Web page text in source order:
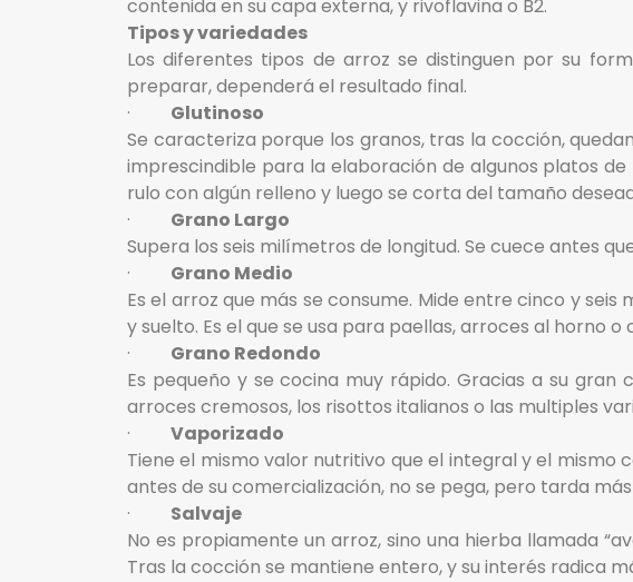
contenida en su capa externa, y rivoflavina o B2.
Tipos y variedades
Los diferentes tipos de arroz se distinguen por su
preparar, dependerá el resultado final.
· Glutinoso
Se caracteriza porque los granos, tras la cocción,
imprescindible para la elaboración de algunos platos
rulo con algún relleno y luego se corta del tamaño
· Grano Largo
Supera los seis milímetros de longitud. Se cuece antes
· Grano Medio
Es el arroz que más se consume. Mide entre cinco y
y suelto. Es el que se usa para paellas, arroces al horno o
· Grano Redondo
Es pequeño y se cocina muy rápido. Gracias a su
arroces cremosos, los risottos italianos o las multiples
· Vaporizado
Tiene el mismo valor nutritivo que el integral y el mismo
antes de su comercialización, no se pega, pero tarda
· Salvaje
No es propiamente un arroz, sino una hierba llamada
Tras la cocción se mantiene entero, y su interés radica